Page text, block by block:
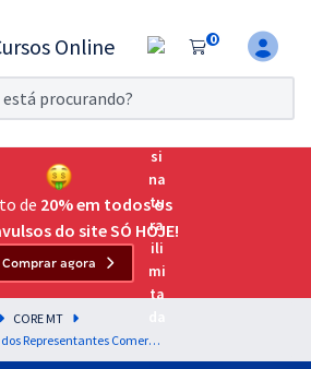
0
11
grátis por 7 dias!
Passar
para o Exame da
para as principais
de 20% em todos os
do site SÓ HOJE!
Comprar agora
CORE MT
CORE MT - Conselho Regional dos Representantes Comerciais no Estado do Mato Grosso - Conhecimentos Específicos para o Cargo de Contador